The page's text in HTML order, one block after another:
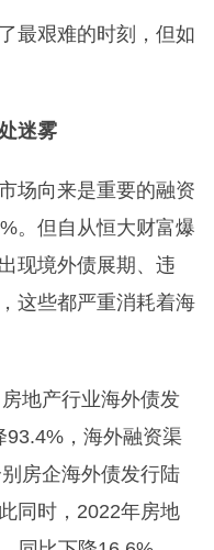
最艰难的时刻，但如
迷雾
场向来是重要的融资
。但自从恒大财富爆
现境外债展期、违
这些都严重消耗着海
地产行业海外债发
，海外融资渠
房企海外债发行陆
同时，2022年房地